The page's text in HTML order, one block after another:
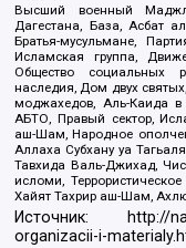
Высший военный
Дагестана, База, Асбат
Братья-мусульмане,
Исламская группа,
Общество социальных
наследия, Дом двух
моджахедов, Аль-Каида в
АБТО, Правый сектор,
аш-Шам, Народное
Аллаха Субхану уа
Тавхида Валь-Джихад,
исломи,
Хайят Тахрир аш-Шам,
Источник:
http://
organizacii-i-